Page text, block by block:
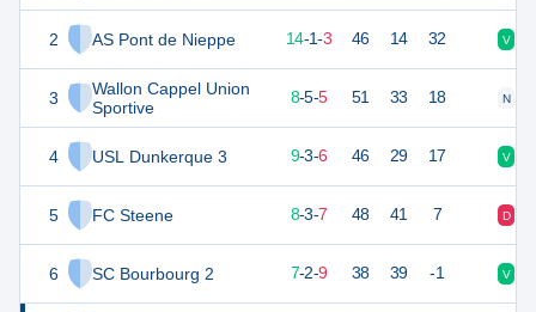
2 AS Pont de Nieppe
3
Wallon Cappel Union
Sportive
4 USL Dunkerque 3
5 FC Steene
6 SC Bourbourg 2
42 14-1-3 46 14 32 V
29 18 8-5-5 51 33 18 N
29 9-3-6 46 29 17 V
8-3-7 48 41 7 D
23 7-2-9 38 39 -1 V